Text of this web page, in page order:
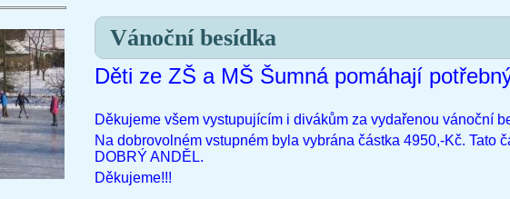
Vánoční besídka
Děti ze ZŠ a MŠ Šumná pomáhají
Děkujeme všem vystupujícím i divákům za vydařenou vánoční
Na dobrovolném vstupném byla vybrána částka 4950,-Kč. Tato
DOBRÝ ANDĚL.
Děkujeme!!!